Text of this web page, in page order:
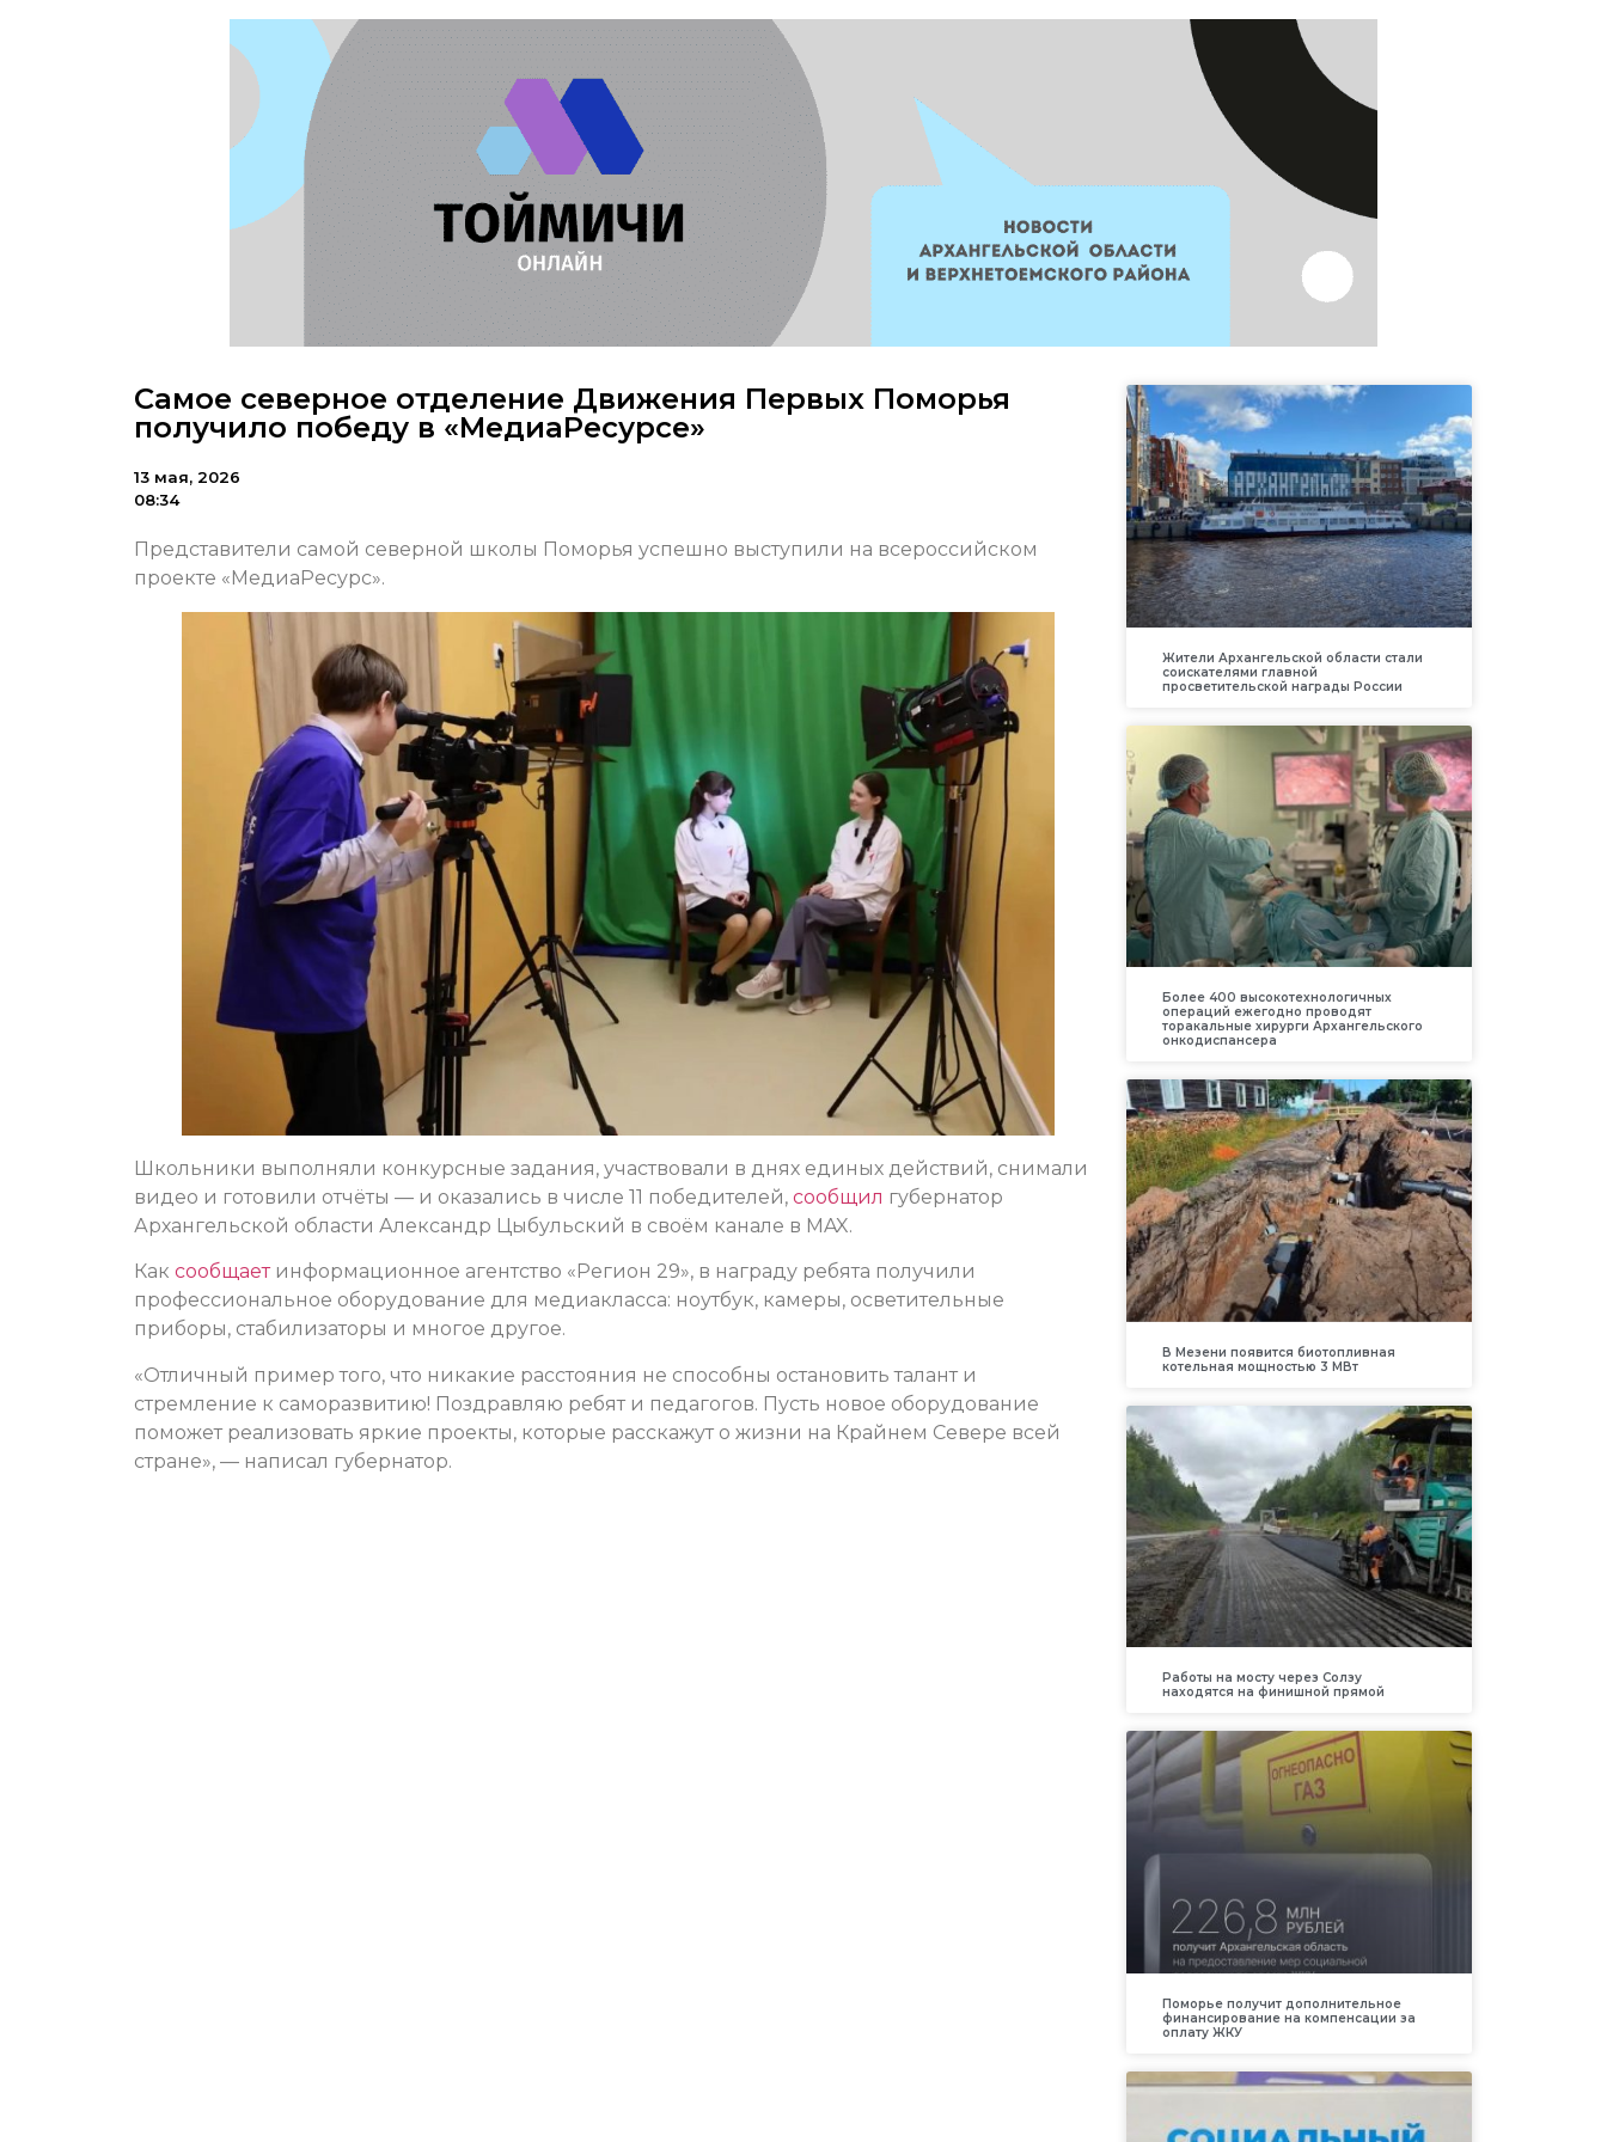
Самое северное отделение Движения Первых Поморья
получило победу в «МедиаРесурсе»
13 мая, 2026
08:34
Представители самой северной школы Поморья успешно выступили на всероссийском
проекте «МедиаРесурс».
Школьники выполняли конкурсные задания, участвовали в днях единых действий, снимали
видео и готовили отчёты — и оказались в числе 11 победителей, сообщил губернатор
Архангельской области Александр Цыбульский в своём канале в MAX.
Как сообщаетинформационное агентство «Регион 29», в награду ребята получили
профессиональное оборудование для медиакласса: ноутбук, камеры, осветительные
приборы, стабилизаторы и многое другое.
«Отличный пример того, что никакие расстояния не способны остановить талант и
стремление к саморазвитию! Поздравляю ребят и педагогов. Пусть новое оборудование
поможет реализовать яркие проекты, которые расскажут о жизни на Крайнем Севере всей
стране», — написал губернатор.
Жители Архангельской области стали
соискателями главной
просветительской награды России
Более 400 высокотехнологичных
операций ежегодно проводят
торакальные хирурги Архангельского
онкодиспансера
В Мезени появится биотопливная
котельная мощностью 3 МВт
Работы на мосту через Солзу
находятся на финишной прямой
Поморье получит дополнительное
финансирование на компенсации за
оплату ЖКУ